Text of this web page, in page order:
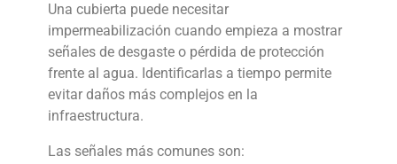
Una cubierta puede necesitar
impermeabilización cuando empieza a mostrar
señales de desgaste o pérdida de protección
frente al agua. Identificarlas a tiempo permite
evitar daños más complejos en la
infraestructura.
Las señales más comunes son: